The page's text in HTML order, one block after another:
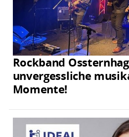
Rockband
unvergessliche
Momente!